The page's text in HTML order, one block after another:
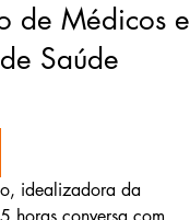
de Médicos e
Saúde
idealizadora da